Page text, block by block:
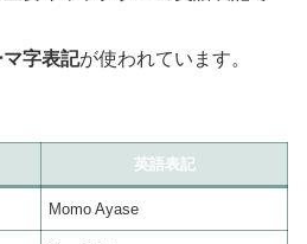
マ字表記が使われています。
英語表記
Momo Ayase